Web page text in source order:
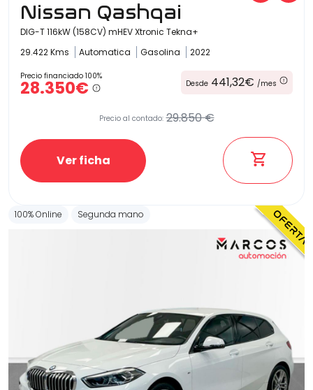
Nissan Qashqai
DIG-T 116kW (158CV) mHEV Xtronic Tekna+
29.422 Kms
Automatica Gasolina 2022
Precio financiado 100%
28.350€ Desde 441,32€ /mes
Precio al contado: 29.850 €
Ver ficha
100% Online Segunda mano